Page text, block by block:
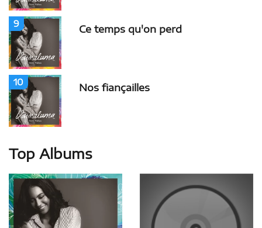
9 Ce temps qu'on perd
10 Nos fiançailles
Top Albums